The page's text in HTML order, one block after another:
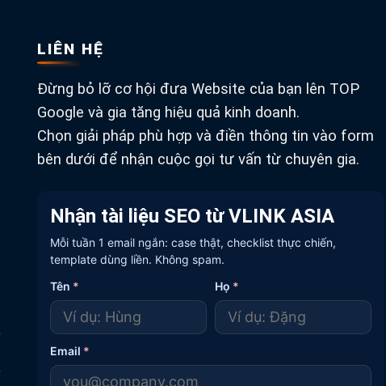
LIÊN HỆ
Đừng bỏ lỡ cơ hội đưa Website của bạn lên TOP
Google và gia tăng hiệu quả kinh doanh.
Chọn giải pháp phù hợp và điền thông tin vào form
bên dưới để nhận cuộc gọi tư vấn từ chuyên gia.
Nhận tài liệu SEO từ VLINK ASIA
Mỗi tuần 1 email ngắn: case thật, checklist thực chiến,
template dùng liền. Không spam.
Tên * Họ *
Email *